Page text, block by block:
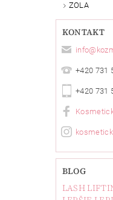
ZOLA
KONTAKT
info@
+420 731
+420 731
BLOG
LASH